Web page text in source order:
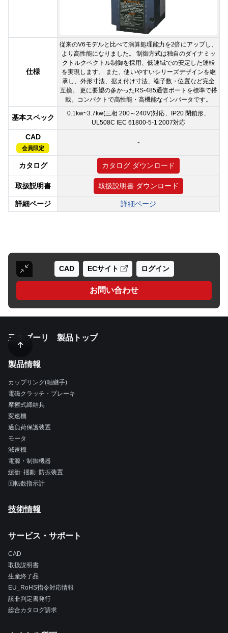
仕様
従来のV6モデルと比べて演算処理能力を2倍にアップし、
より高性能になりました。 制御方式は独自のダイナミッ
クトルクベクトル制御を採用、低速域での安定した運転
を実現します。 また、使いやすいシリーズデザインを継
承し、外形寸法、据え付け寸法、端子数・位置など完全
互換。 更に要望の多かったRS-485通信ポートを標準で搭
載。コンパクトで高性能・高機能なインバータです。
基本スペック
0.1kw~3.7kw(三相 200～240V)対応、IP20 閉鎖形、
UL508C IEC 61800-5-1:2007対応
CAD
会員限定
-
カタログ カタログ ダウンロード
取扱説明書 取扱説明書 ダウンロード
詳細ページ 詳細ページ
CAD ECサイト ログイン
お問い合わせ
三木プーリ 製品トップ
製品情報
カップリング(軸継手)
電磁クラッチ・ブレーキ
摩擦式締結具
変速機
過負荷保護装置
モータ
減速機
電源・制御機器
緩衝･揺動･防振装置
回転数指示計
技術情報
サービス・サポート
CAD
取扱説明書
生産終了品
EU_RoHS指令対応情報
該非判定書発行
総合カタログ請求